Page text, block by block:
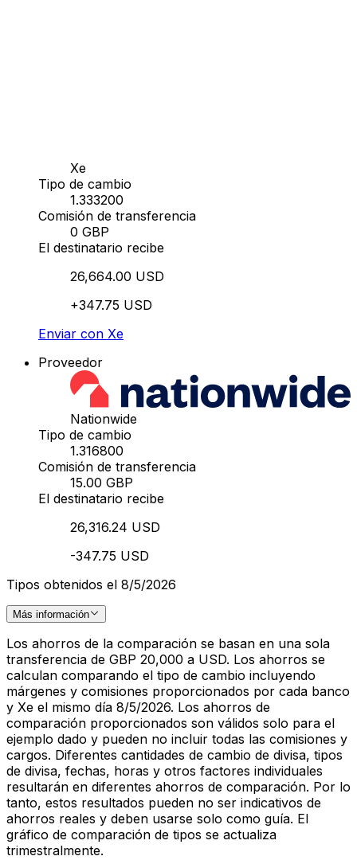
Xe
Tipo de cambio
1.333200
Comisión de transferencia
0 GBP
El destinatario recibe
26,664.00 USD
+347.75 USD
Enviar con Xe
Proveedor
Nationwide
Tipo de cambio
1.316800
Comisión de transferencia
15.00 GBP
El destinatario recibe
26,316.24 USD
-347.75 USD
Tipos obtenidos el 8/5/2026
Más información
Los ahorros de la comparación se basan en una sola
transferencia de GBP 20,000 a USD. Los ahorros se
calculan comparando el tipo de cambio incluyendo
márgenes y comisiones proporcionados por cada banco
y Xe el mismo día 8/5/2026. Los ahorros de
comparación proporcionados son válidos solo para el
ejemplo dado y pueden no incluir todas las comisiones y
cargos. Diferentes cantidades de cambio de divisa, tipos
de divisa, fechas, horas y otros factores individuales
resultarán en diferentes ahorros de comparación. Por lo
tanto, estos resultados pueden no ser indicativos de
ahorros reales y deben usarse solo como guía. El
gráfico de comparación de tipos se actualiza
trimestralmente.